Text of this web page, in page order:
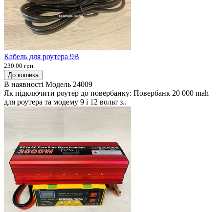
Кабель для роутера 9В
230.00 грн.
До кошика
В наявності Модель 24009
Як підключити роутер до повербанку: Повербанк 20 000 mah
для роутера та модему 9 і 12 вольт з..